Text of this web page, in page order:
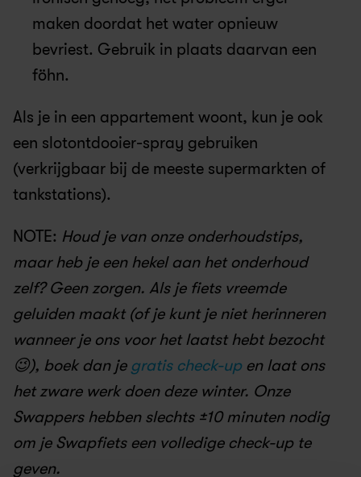
maken doordat het water opnieuw
bevriest. Gebruik in plaats daarvan een
föhn.
Als je in een appartement woont, kun je ook
een slotontdooier-spray gebruiken
(verkrijgbaar bij de meeste supermarkten of
tankstations).
NOTE: Houd je van onze onderhoudstips,
maar heb je een hekel aan het onderhoud
zelf? Geen zorgen. Als je fiets vreemde
geluiden maakt (of je kunt je niet herinneren
wanneer je ons voor het laatst hebt bezocht
😉), boek dan je gratis check-up en laat ons
het zware werk doen deze winter. Onze
Swappers hebben slechts ±10 minuten nodig
om je Swapfiets een volledige check-up te
geven.